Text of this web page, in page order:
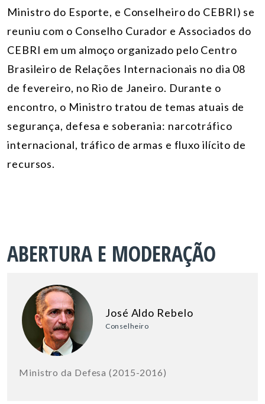
Ministro do Esporte, e Conselheiro do CEBRI) se
reuniu com o Conselho Curador e Associados do
CEBRI em um almoço organizado pelo Centro
Brasileiro de Relações Internacionais no dia 08
de fevereiro, no Rio de Janeiro. Durante o
encontro, o Ministro tratou de temas atuais de
segurança, defesa e soberania: narcotráfico
internacional, tráfico de armas e fluxo ilícito de
recursos.
ABERTURA E MODERAÇÃO
José Aldo Rebelo
Conselheiro
Ministro da Defesa (2015-2016)